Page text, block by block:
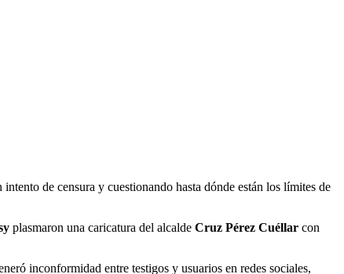
de censura y cuestionando hasta dónde están los límites de
plasmaron una caricatura del alcalde Cruz Pérez Cuéllar con
inconformidad entre testigos y usuarios en redes sociales,